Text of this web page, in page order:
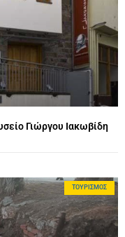
Γιώργου Ιακωβίδη
ΤΟΥΡΙΣΜΌΣ